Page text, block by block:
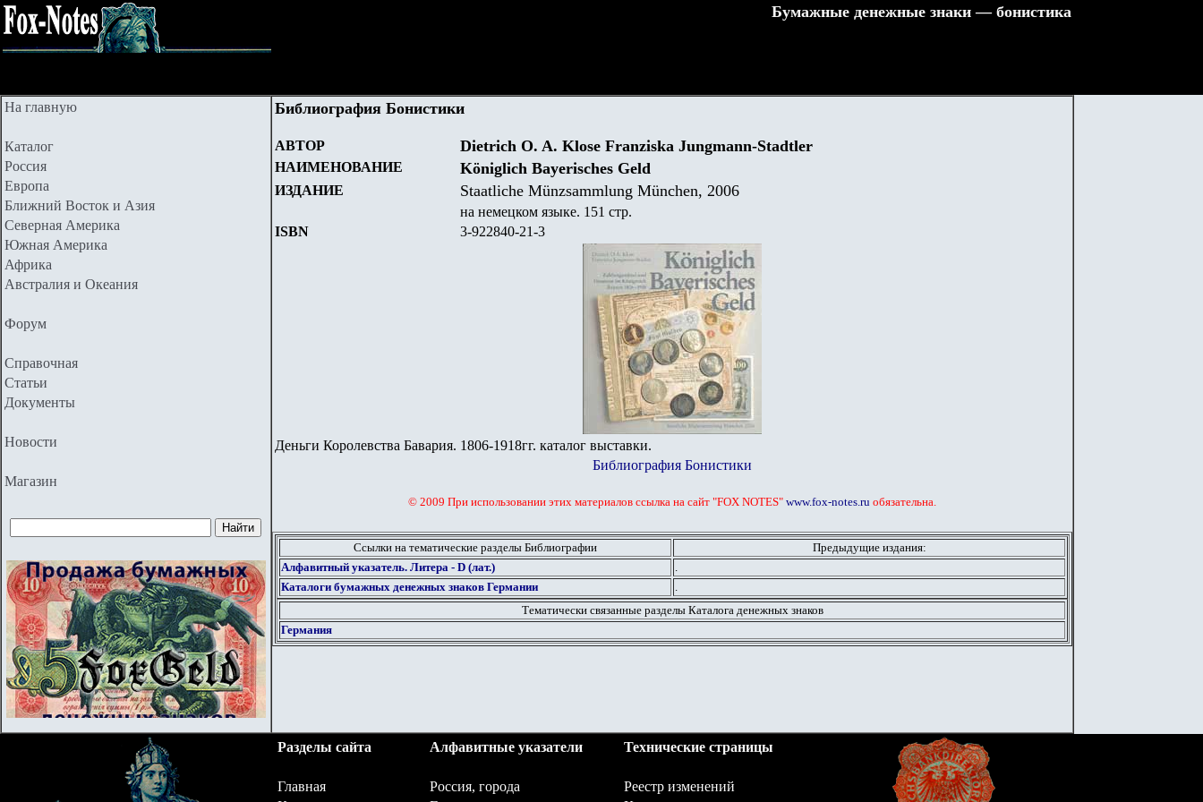
Бумажные денежные знаки — бонистика
На главную
Каталог
Россия
Европа
Ближний Восток и Азия
Северная Америка
Южная Америка
Африка
Австралия и Океания
Форум
Справочная
Статьи
Документы
Новости
Магазин
Библиография Бонистики
АВТОР Dietrich O. A. Klose Franziska Jungmann-Stadtler
НАИМЕНОВАНИЕ Königlich Bayerisches Geld
ИЗДАНИЕ Staatliche Münzsammlung München, 2006
на немецком языке. 151 стр.
ISBN
3-922840-21-3
Деньги Королевства Бавария. 1806-1918гг. каталог выставки.
Библиография Бонистики
© 2009 При использовании этих материалов ссылка на сайт "FOX NOTES" www.fox-notes.ru обязательна.
Ссылки на тематические разделы Библиографии
Предыдущие издания:
Алфавитный указатель. Литера - D (лат.)
.
Каталоги бумажных денежных знаков Германии
.
Тематически связанные разделы Каталога денежных знаков
Германия
Разделы сайта Алфавитные указатели Технические страницы
Главная Россия, города
Реестр изменений